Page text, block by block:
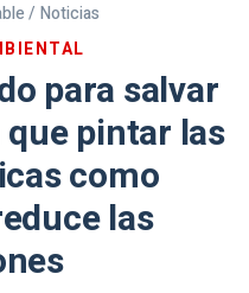
/ Noticias
para salvar
pintar las
como
las